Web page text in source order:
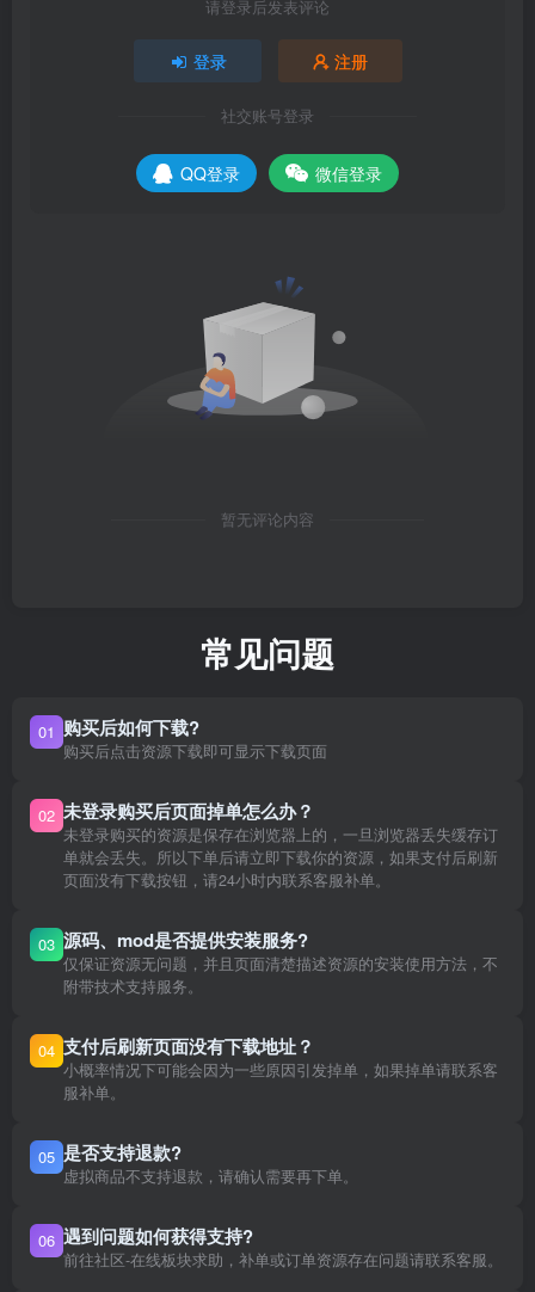
请登录后发表评论
登录 注册
社交账号登录
QQ登录 微信登录
暂无评论内容
常见问题
01 购买后如何下载?
购买后点击资源下载即可显示下载页面
02 未登录购买后页面掉单怎么办？
未登录购买的资源是保存在浏览器上的，一旦浏览器丢失缓存订
单就会丢失。所以下单后请立即下载你的资源，如果支付后刷新
页面没有下载按钮，请24小时内联系客服补单。
03 源码、mod是否提供安装服务?
仅保证资源无问题，并且页面清楚描述资源的安装使用方法，不
附带技术支持服务。
04 支付后刷新页面没有下载地址？
小概率情况下可能会因为一些原因引发掉单，如果掉单请联系客
服补单。
05 是否支持退款?
虚拟商品不支持退款，请确认需要再下单。
06 遇到问题如何获得支持?
前往社区-在线板块求助，补单或订单资源存在问题请联系客服。